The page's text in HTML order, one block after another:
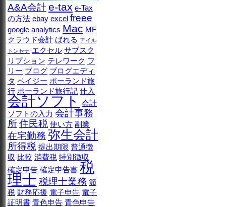
A&A会計e-tax e-Tax
の方法 ebay excel freee
google analytics Mac MF
クラウド会計 ばれる アイル
トンセナ エクセル サブスク
リプション テレワーク フ
リー ブログ ブログエディ
タ ペイジー ポーランド旅
行 ポーランド旅行記 仕入
会計ソフト
会計
ソフトの入力 会計事務
所住民税 使い方 副業
在宅勤務 弥生会計
所得税 提出期限 普通徴
収 比較 消費税 特別徴収
確定申告 確定申告書 税
理士 税理士業務 節
税 財務応援 電子申告 電子
証明書 青色申告 青色申告